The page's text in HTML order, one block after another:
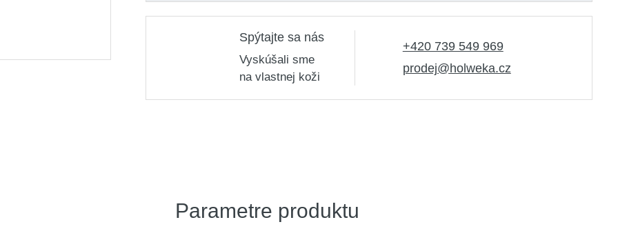
Spýtajte sa nás
Vyskúšali sme
na vlastnej koži
+420 739 549 969
prodej@holweka.cz
Parametre produktu